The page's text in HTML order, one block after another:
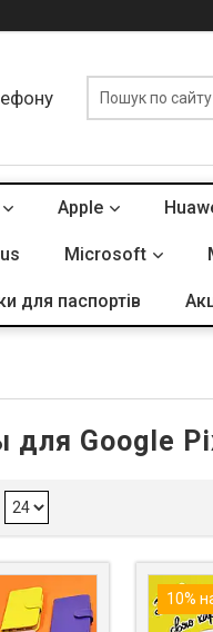
Apple
Microsoft
для паспортів
для Google
10%